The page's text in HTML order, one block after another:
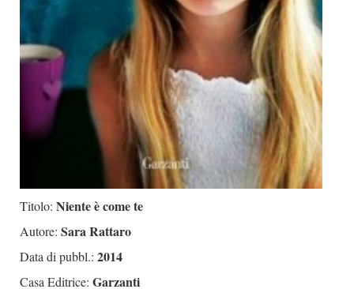
Tabù Festival 2014
A Tutto Volume
Salone di Torino
Marketing
Titolo: Niente è come te
Autore: Sara Rattaro
Data di pubbl.: 2014
Casa Editrice: Garzanti